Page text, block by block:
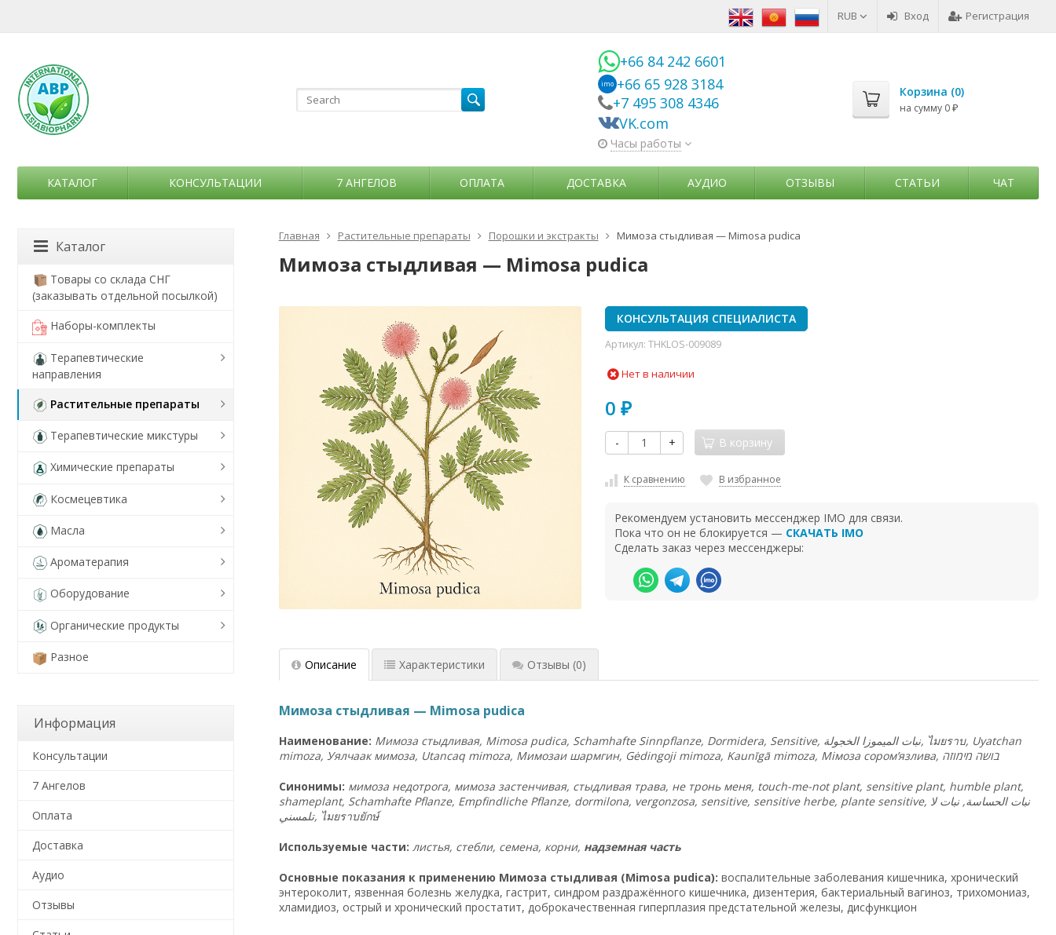
RUB Вход Регистрация
+66 84 242 6601
imo +66 65 928 3184
+7 495 308 4346
VK.com
Часы работы
Корзина (0)
на сумму 0 ₽
КАТАЛОГ КОНСУЛЬТАЦИИ 7 АНГЕЛОВ ОПЛАТА ДОСТАВКА АУДИО ОТЗЫВЫ СТАТЬИ ЧАТ
Главная Растительные препараты Порошки и экстракты Мимоза стыдливая — Mimosa pudica
Мимоза стыдливая — Mimosa pudica
КОНСУЛЬТАЦИЯ СПЕЦИАЛИСТА
Артикул:THKLOS-009089
Нет в наличии
0₽
- + В корзину
К сравнению В избранное
Рекомендуем установить мессенджер IMO для связи.
Пока что он не блокируется — СКАЧАТЬ IMO
Сделать заказ через мессенджеры:
Описание Характеристики Отзывы (0)
Мимоза стыдливая — Mimosa pudica
Наименование: Мимоза стыдливая, Mimosa pudica, Schamhafte Sinnpflanze, Dormidera, Sensitive, نبات الميموزا الخجولة , ไมยราบ, Uyatchan
mimoza, Уялчаак мимоза, Utancaq mimoza, Мимозаи шармгин, Gėdingoji mimoza, Kaunīgā mimoza, Мімоза сором’язлива,
בושה מימוזה
Синонимы: мимоза недотрога, мимоза застенчивая, стыдливая трава, не тронь меня, touch-me-not plant, sensitive plant, humble plant,
shameplant, Schamhafte Pflanze, Empfindliche Pflanze, dormilona, vergonzosa, sensitive, sensitive herbe, plante sensitive, نبات الحساسة, نبات لا
تلمسني, ไมยราบยักษ์
Используемые части: листья, стебли, семена, корни, надземная часть
Основные показания к применению Мимоза стыдливая (Mimosa pudica): воспалительные заболевания кишечника, хронический
энтероколит, язвенная болезнь желудка, гастрит, синдром раздражённого кишечника, дизентерия, бактериальный вагиноз, трихомониаз,
хламидиоз, острый и хронический простатит, доброкачественная гиперплазия предстательной железы, дисфункцион
Каталог
Товары со склада СНГ
(заказывать отдельной посылкой)
Наборы-комплекты
Терапевтические
направления
Растительные препараты
Терапевтические микстуры
Химические препараты
Космецевтика
Масла
Ароматерапия
Оборудование
Органические продукты
Разное
Информация
Консультации
7 Ангелов
Оплата
Доставка
Аудио
Отзывы